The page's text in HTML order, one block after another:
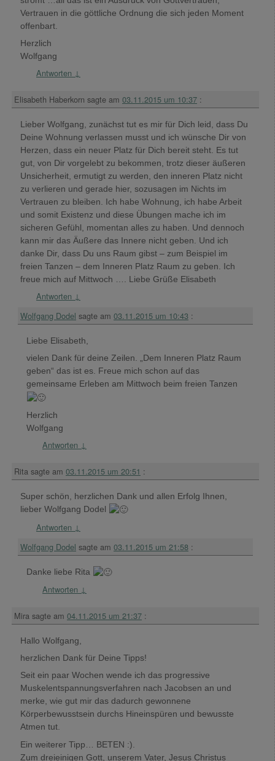
Vertrauen in die göttliche Ordnung die sich jeden Moment
offenbart.
Herzlich
Wolfgang
Antworten ↓
Elisabeth Haberkorn sagte am 03.11.2015 um 10:37 :
Lieber Wolfgang, zunächst tut es mir für Dich leid, dass Du
Deine Wohnung verlassen musst und ich wünsche Dir von
Herzen, dass ein neuer Platz für Dich bereit steht. Es tut
gut, von Dir vorgelebt zu bekommen, trotz dieser äußeren
Unsicherheit, ermutigt zu werden, den inneren Platz nicht
zu verlieren und gerade hier, sozusagen im Nichts im
Vertrauen zu bleiben. Ich habe Wohnung, ich habe Arbeit
und somit Existenz und diese Übungen mache ich im
sicheren Gefühl, momentan alles zu haben. Und dennoch
kann mir das Äußere das Innere nicht geben. Und ich
danke Dir, dass Du uns Raum gibst – zum Beispiel im
freien Tanzen – dem Inneren Platz Raum zu geben. Ich
freue mich auf Mittwoch …. Liebe Grüße Elisabeth
Antworten ↓
Wolfgang Dodel sagte am 03.11.2015 um 10:43 :
Liebe Elisabeth,
vielen Dank für deine Zeilen. „Dem Inneren Platz Raum
geben“ das ist es. Freue mich schon auf das
gemeinsame Erleben am Mittwoch beim freien Tanzen
Herzlich
Wolfgang
Antworten ↓
Rita sagte am 03.11.2015 um 20:51 :
Super schön, herzlichen Dank und allen Erfolg Ihnen,
lieber Wolfgang Dodel
Antworten ↓
Wolfgang Dodel sagte am 03.11.2015 um 21:58 :
Danke liebe Rita
Antworten ↓
Mira sagte am 04.11.2015 um 21:37 :
Hallo Wolfgang,
herzlichen Dank für Deine Tipps!
Seit ein paar Wochen wende ich das progressive
Muskelentspannungsverfahren nach Jacobsen an und
merke, wie gut mir das dadurch gewonnene
Körperbewusstsein durchs Hineinspüren und bewusste
Atmen tut.
Ein weiterer Tipp… BETEN :).
Zum dreieinigen Gott, unserem Vater, Jesus Christus